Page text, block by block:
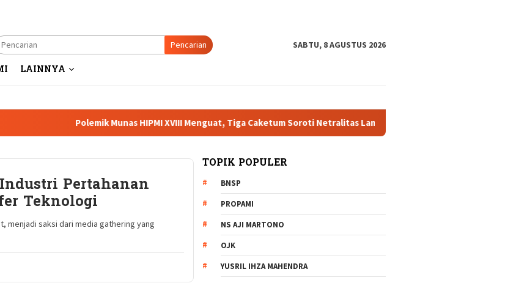
Pencarian SABTU, 8 AGUSTUS 2026
LAINNYA
Polemik Munas HIPMI XVIII Menguat, Tiga Caketum Soroti Netralitas Lampung dan Dugaan Pelanggaran AD/ART
Pertahanan
Teknologi
menjadi saksi dari media gathering yang
TOPIK POPULER
BNSP
PROPAMI
NS AJI MARTONO
OJK
YUSRIL IHZA MAHENDRA